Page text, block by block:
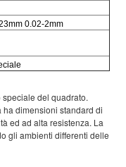
0.02-2mm
del quadrato.
dimensioni standard di
ed ad alta resistenza. La
gli ambienti differenti delle